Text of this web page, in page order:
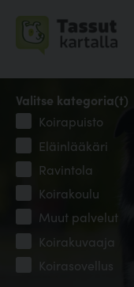
Valitse kategoria(t)
Koirapuisto
Eläinlääkäri
Ravintola
Koirakoulu
Muut palvelut
Koirakuvaaja
Koirasovellus